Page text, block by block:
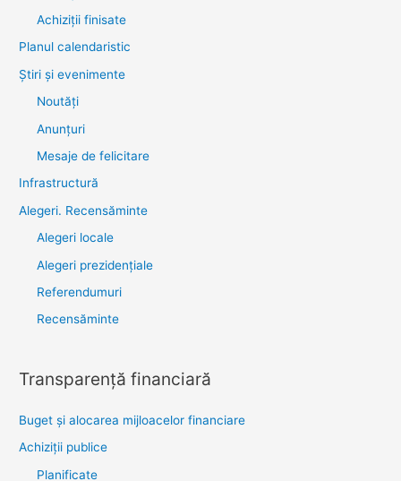
Achiziții finisate
Planul calendaristic
Știri şi evenimente
Noutăţi
Anunţuri
Mesaje de felicitare
Infrastructură
Alegeri. Recensăminte
Alegeri locale
Alegeri prezidențiale
Referendumuri
Recensăminte
Transparenţă financiară
Buget și alocarea mijloacelor financiare
Achiziţii publice
Planificate